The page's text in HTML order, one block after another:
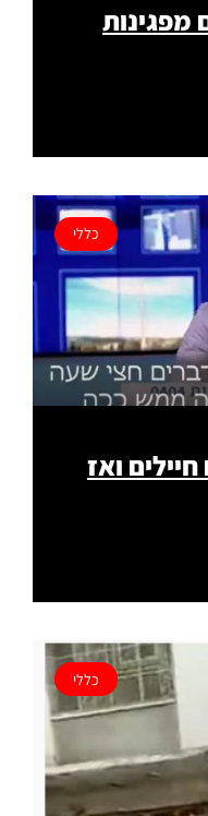
מפגינות
כללי
ואז
כללי